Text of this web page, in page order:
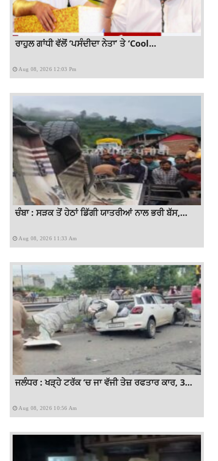
ਰਾਹੁਲ ਗਾਂਧੀ ਵੱਲੋਂ ‘ਪਸੰਦੀਦਾ ਨੇਤਾ’ ਤੇ ‘Cool...
Aug 08, 2026 12:03 Pm
ਚੰਬਾ : ਸੜਕ ਤੋਂ ਹੇਠਾਂ ਡਿੱਗੀ ਯਾਤਰੀਆਂ ਨਾਲ ਭਰੀ ਬੱਸ,...
Aug 08, 2026 11:33 Am
ਜਲੰਧਰ : ਖੜ੍ਹੇ ਟਰੱਕ ‘ਚ ਜਾ ਵੱਜੀ ਤੇਜ਼ ਰਫਤਾਰ ਕਾਰ, 3...
Aug 08, 2026 10:56 Am